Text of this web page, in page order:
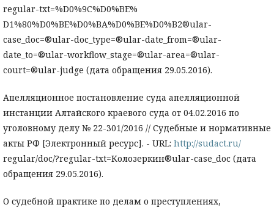
regular-txt=%D0%9C%D0%BE%
D1%80%D0%BE%D0%BA%D0%BE%D0%B2®ular-
case_doc=®ular-doc_type=®ular-date_from=®ular-
date_to=®ular-workflow_stage=®ular-area=®ular-
court=®ular-judge (дата обращения 29.05.2016).
Апелляционное постановление суда апелляционной
инстанции Алтайского краевого суда от 04.02.2016 по
уголовному делу № 22-301/2016 // Судебные и нормативные
акты РФ [Электронный ресурс]. - URL: http://sudact.ru/
regular/doc/?regular-txt=Колозеркин®ular-case_doc (дата
обращения 29.05.2016).
О судебной практике по делам о преступлениях,